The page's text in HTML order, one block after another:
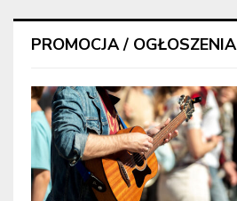
PROMOCJA / OGŁOSZENIA